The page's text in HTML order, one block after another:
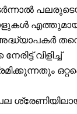
വിളിച്ച്
പല